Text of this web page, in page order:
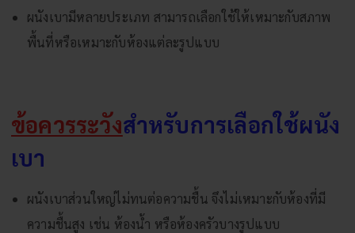
ผนังเบามีหลายประเภท สามารถเลือกใช้ให้เหมาะกับสภาพ
พื้นที่หรือเหมาะกับห้องแต่ละรูปแบบ
ข้อควรระวังสำหรับการเลือกใช้ผนัง
เบา
ผนังเบาส่วนใหญ่ไม่ทนต่อความชื้น จึงไม่เหมาะกับห้องที่มี
ความชื้นสูง เช่น ห้องน้ำ หรือห้องครัวบางรูปแบบ